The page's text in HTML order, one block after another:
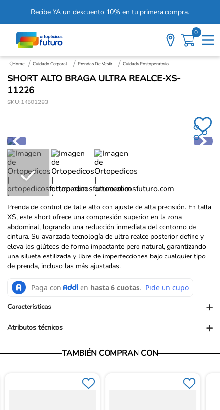
Recibe YA un descuento 10% en tu primera compra.
0
Cuidado Corporal Prendas De Vestir Cuidado Postoperatorio
SHORT ALTO BRAGA ULTRA REALCE-XS-
11226
SKU:14501283
Prenda de control de talle alto con ajuste de alta precisión. En talla
XS, este short ofrece una compresión superior en la zona
abdominal, logrando una reducción inmediata del contorno de
cintura. Su avanzada tecnología de ultra realce posterior define y
eleva los glúteos de forma impactante pero natural, garantizando
una silueta estilizada y libre de imperfecciones bajo cualquier tipo
de prenda, incluso las más ajustadas.
Características +
Atributos técnicos +
Vendedor: Ortopédicos Futuro
Garantía: Para conocer nuestra políticas de garantía, ingresa al
Términos y Condiciones: Para conocer nuestros términos y
TAMBIÉN COMPRAN CON